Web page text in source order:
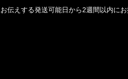
伝えする発送可能日から2週間以内に